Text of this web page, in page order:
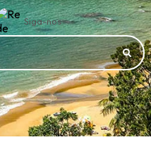
Siga-nos